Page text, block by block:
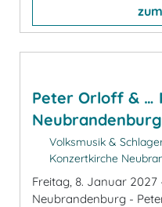
Peter Orloff & …
Neubrandenburg
Volksmusik &
Konzertkirche
Freitag, 8. Januar
Neubrandenburg -